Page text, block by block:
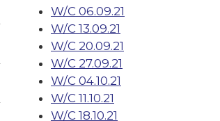
W/C 06.09.21
W/C 13.09.21
W/C 20.09.21
W/C 27.09.21
W/C 04.10.21
W/C 11.10.21
W/C 18.10.21